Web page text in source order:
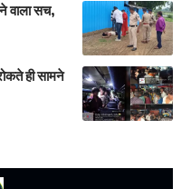
वाला सच,
ही सामने